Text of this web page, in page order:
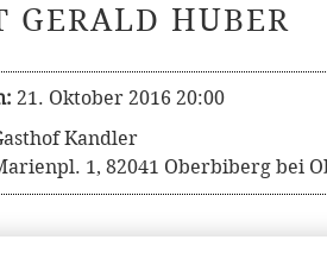
GERALD HUBER
21. Oktober 2016 20:00
Kandler
1, 82041 Oberbiberg bei